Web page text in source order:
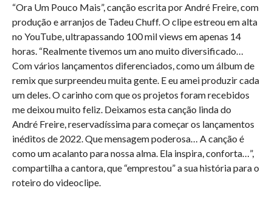
“Ora Um Pouco Mais”, canção escrita por André Freire, com
produção e arranjos de Tadeu Chuff. O clipe estreou em alta
no YouTube, ultrapassando 100 mil views em apenas 14
horas. “Realmente tivemos um ano muito diversificado…
Com vários lançamentos diferenciados, como um álbum de
remix que surpreendeu muita gente. E eu amei produzir cada
um deles. O carinho com que os projetos foram recebidos
me deixou muito feliz. Deixamos esta canção linda do
André Freire, reservadíssima para começar os lançamentos
inéditos de 2022. Que mensagem poderosa… A canção é
como um acalanto para nossa alma. Ela inspira, conforta…”,
compartilha a cantora, que “emprestou” a sua história para o
roteiro do videoclipe.